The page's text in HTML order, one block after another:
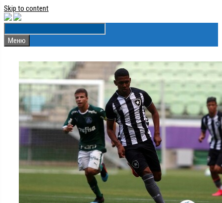
Skip to content
Меню